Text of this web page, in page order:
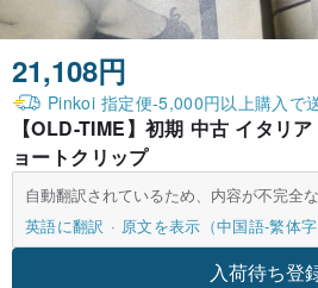
21,108円
Pinkoi 指定便-5,000円以上購入で
【OLD-TIME】初期 中古 イタリ
ョートクリップ
自動翻訳されているため、内容が不完全
英語に翻訳
原文を表示（中国語-繁体字
入荷待ち登